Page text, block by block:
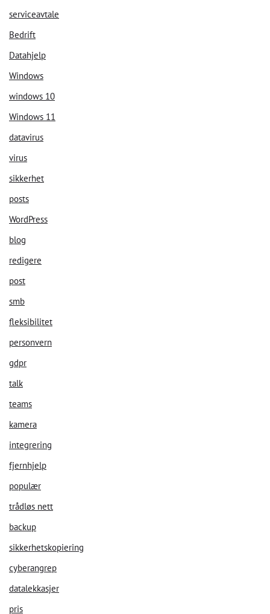
serviceavtale
Bedrift
Datahjelp
Windows
windows 10
Windows 11
datavirus
virus
sikkerhet
posts
WordPress
blog
redigere
post
smb
fleksibilitet
personvern
gdpr
talk
teams
kamera
integrering
fjernhjelp
populær
trådløs nett
backup
sikkerhetskopiering
cyberangrep
datalekkasjer
pris